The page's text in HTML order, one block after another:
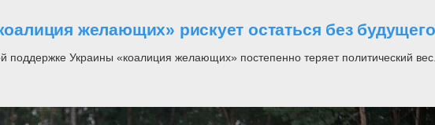
желающих» рискует остаться без будущего
поддержке Украины «коалиция желающих» постепенно теряет политический вес.